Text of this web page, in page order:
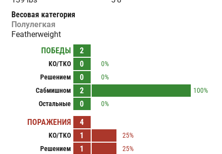
Весовая категория
Полулегкая
Featherweight
ПОБЕДЫ
2
KO/TKO 0
0%
Решением
0
0%
Сабмишном
2
100%
Остальные
0 0%
ПОРАЖЕНИЯ 4
KO/TKO 1
25%
Решением
1
25%